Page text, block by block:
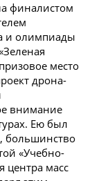
финалистом
и олимпиады
место
дрона-
внимание
Ею был
большинство
«Учебно-
центра масс